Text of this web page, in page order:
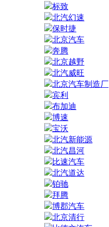
标致
北汽幻速
保时捷
北京汽车
奔腾
北京越野
北汽威旺
北京汽车制造厂
宾利
布加迪
博速
宝沃
北汽新能源
北汽昌河
比速汽车
北汽道达
铂驰
拜腾
博郡汽车
北京清行